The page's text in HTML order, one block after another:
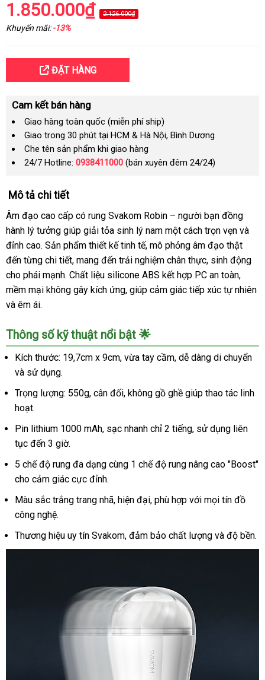
1.850.000₫ 2.126.000₫
Khuyến mãi:-13%
ĐẶT HÀNG
Cam kết bán hàng
Giao hàng toàn quốc (miễn phí ship)
Giao trong 30 phút tại HCM & Hà Nội, Bình Dương
Che tên sản phẩm khi giao hàng
24/7 Hotline: 0938411000 (bán xuyên đêm 24/24)
Mô tả chi tiết
Âm đạo cao cấp có rung Svakom Robin – người bạn đồng
hành lý tưởng giúp giải tỏa sinh lý nam một cách trọn vẹn và
đỉnh cao. Sản phẩm thiết kế tinh tế, mô phỏng âm đạo thật
đến từng chi tiết, mang đến trải nghiệm chân thực, sinh động
cho phái mạnh. Chất liệu silicone ABS kết hợp PC an toàn,
mềm mại không gây kích ứng, giúp cảm giác tiếp xúc tự nhiên
và êm ái.
Thông số kỹ thuật nổi bật 🌟
Kích thước: 19,7cm x 9cm, vừa tay cầm, dễ dàng di chuyển
và sử dụng.
Trọng lượng: 550g, cân đối, không gồ ghề giúp thao tác linh
hoạt.
Pin lithium 1000 mAh, sạc nhanh chỉ 2 tiếng, sử dụng liên
tục đến 3 giờ.
5 chế độ rung đa dạng cùng 1 chế độ rung nâng cao "Boost"
cho cảm giác cực đỉnh.
Màu sắc trắng trang nhã, hiện đại, phù hợp với mọi tín đồ
công nghệ.
Thương hiệu uy tín Svakom, đảm bảo chất lượng và độ bền.